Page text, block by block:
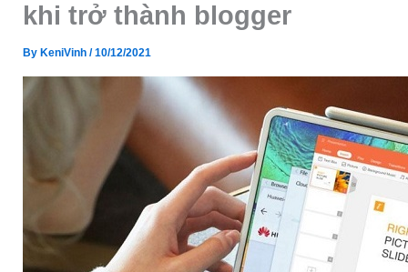
khi trở thành blogger
By KeniVinh/10/12/2021